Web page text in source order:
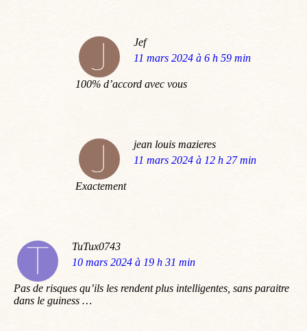
Jef
dit
11 mars 2024 à 6 h 59 min
100% d’accord avec vous
jean louis mazieres
dit
11 mars 2024 à 12 h 27 min
Exactement
TuTux0743
dit
10 mars 2024 à 19 h 31 min
Pas de risques qu’ils les rendent plus intelligentes, sans paraitre
dans le guiness …